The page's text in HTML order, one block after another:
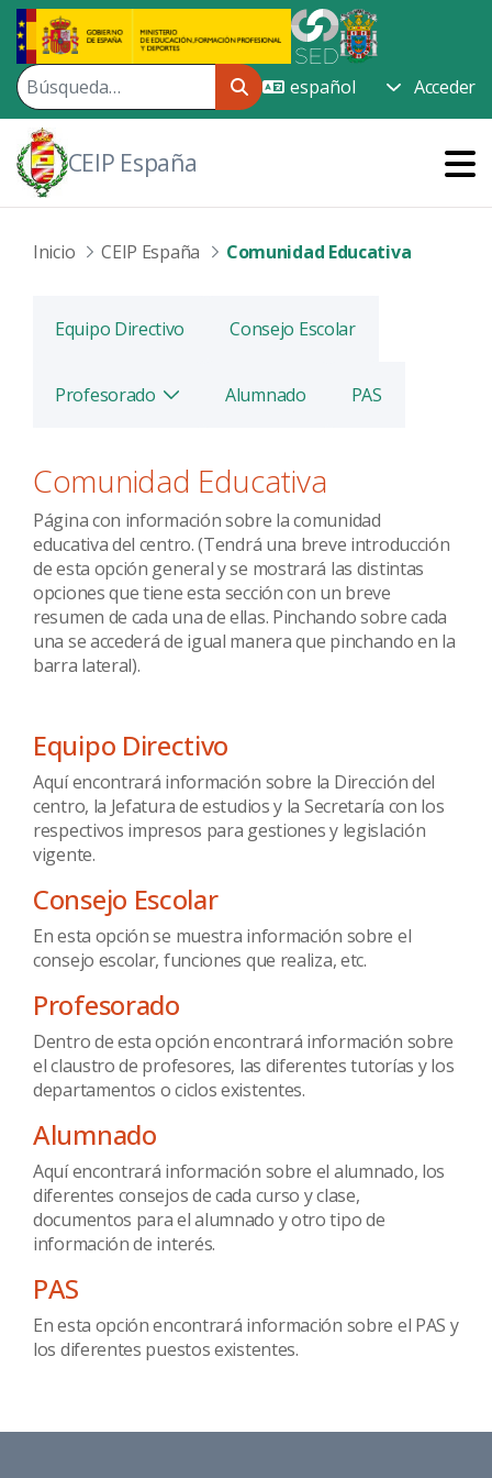
Saltar al contenido principal
Acceder
CEIP España
Inicio CEIP España Comunidad Educativa
Equipo Directivo Consejo Escolar
Profesorado AlternarAlumnado PAS
Comunidad Educativa
Página con información sobre la comunidad
educativa del centro. (Tendrá una breve introducción
de esta opción general y se mostrará las distintas
opciones que tiene esta sección con un breve
resumen de cada una de ellas. Pinchando sobre cada
una se accederá de igual manera que pinchando en la
barra lateral).
Equipo Directivo
Aquí encontrará información sobre la Dirección del
centro, la Jefatura de estudios y la Secretaría con los
respectivos impresos para gestiones y legislación
vigente.
Consejo Escolar
En esta opción se muestra información sobre el
consejo escolar, funciones que realiza, etc.
Profesorado
Dentro de esta opción encontrará información sobre
el claustro de profesores, las diferentes tutorías y los
departamentos o ciclos existentes.
Alumnado
Aquí encontrará información sobre el alumnado, los
diferentes consejos de cada curso y clase,
documentos para el alumnado y otro tipo de
información de interés.
PAS
En esta opción encontrará información sobre el PAS y
los diferentes puestos existentes.